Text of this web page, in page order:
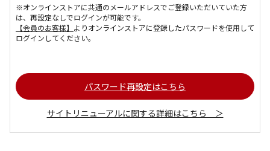
※オンラインストアに共通のメールアドレスでご登録いただいていた方
は、再設定なしでログインが可能です。
【会員のお客様】 よりオンラインストアに登録したパスワードを使用して
ログインしてください。
パスワード再設定はこちら
サイトリニューアルに関する詳細はこちら ＞